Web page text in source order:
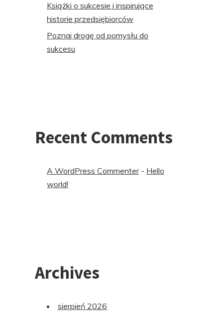
Książki o sukcesie i inspirujące
historie przedsiębiorców
Poznaj drogę od pomysłu do
sukcesu
Recent Comments
A WordPress Commenter- Hello
world!
Archives
sierpień 2026